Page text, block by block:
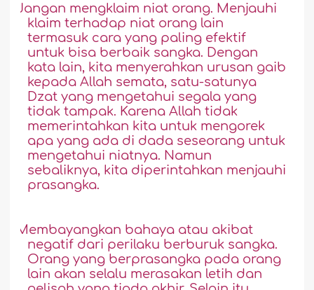
Jangan mengklaim niat orang. Menjauhi
klaim terhadap niat orang lain
termasuk cara yang paling efektif
untuk bisa berbaik sangka. Dengan
kata lain, kita menyerahkan urusan gaib
kepada Allah semata, satu-satunya
Dzat yang mengetahui segala yang
tidak tampak. Karena Allah tidak
memerintahkan kita untuk mengorek
apa yang ada di dada seseorang untuk
mengetahui niatnya. Namun
sebaliknya, kita diperintahkan menjauhi
prasangka.
Membayangkan bahaya atau akibat
negatif dari perilaku berburuk sangka.
Orang yang berprasangka pada orang
lain akan selalu merasakan letih dan